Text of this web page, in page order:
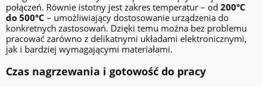
połączeń. Równie istotny jest zakres temperatur – od 200°C
do 500°C – umożliwiający dostosowanie urządzenia do
konkretnych zastosowań. Dzięki temu można bez problemu
pracować zarówno z delikatnymi układami elektronicznymi,
jak i bardziej wymagającymi materiałami.
Czas nagrzewania i gotowość do pracy